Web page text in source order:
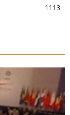
1113